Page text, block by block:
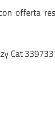
offerta
Cat